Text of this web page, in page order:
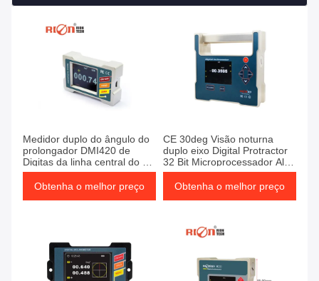
Fósforo 14
Produtos
Medidor duplo do ângulo do
prolongador DMI420 de
Digitas da linha central do CE
IP54
Obtenha o melhor preço
CE 30deg Visão noturna
duplo eixo Digital Protractor
32 Bit Microprocessador Alta
precisão
Obtenha o melhor preço